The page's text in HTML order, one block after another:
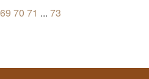
69 70 71 ... 73